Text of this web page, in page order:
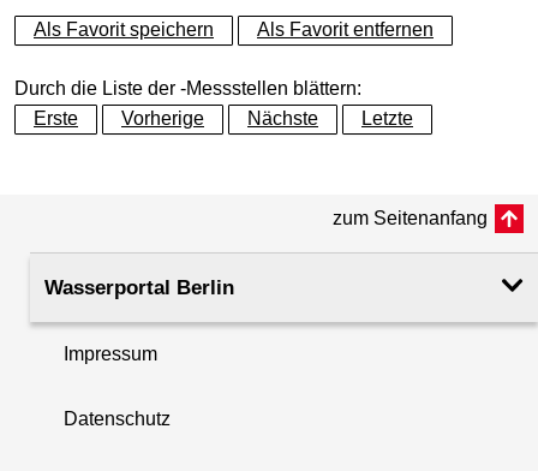
Gewässer Landwehrkanal
Betreiber Land Berlin
+
−
Als Favorit speichern Als Favorit entfernen
Durch die Liste der -Messstellen blättern:
Erste
Vorherige Nächste Letzte
zum Seitenanfang
Wasserportal Berlin
Impressum
Datenschutz